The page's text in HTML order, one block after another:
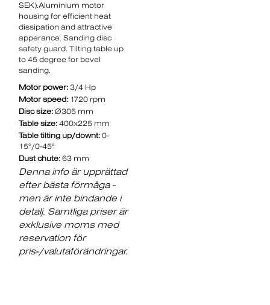
SEK).Aluminium motor
housing for efficient heat
dissipation and attractive
apperance. Sanding disc
safety guard. Tilting table up
to 45 degree for bevel
sanding.
Motor power: 3/4 Hp
Motor speed: 1720 rpm
Disc size: Ø305 mm
Table size: 400x225 mm
Table tilting up/downt: 0-
15°/0-45°
Dust chute: 63 mm
Denna info är upprättad
efter bästa förmåga -
men är inte bindande i
detalj. Samtliga priser är
exklusive moms med
reservation för
pris-/valutaförändringar.